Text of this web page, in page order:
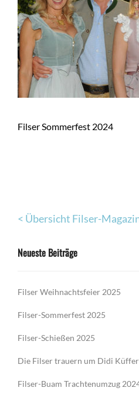
Filser Sommerfest 2024
< Übersicht Filser-
Neueste Beiträge
Filser Weihnachtsfeier 2025
Filser-Sommerfest 2025
Filser-Schießen 2025
Die Filser trauern um Didi Küffer
Filser-Buam Trachtenumzug